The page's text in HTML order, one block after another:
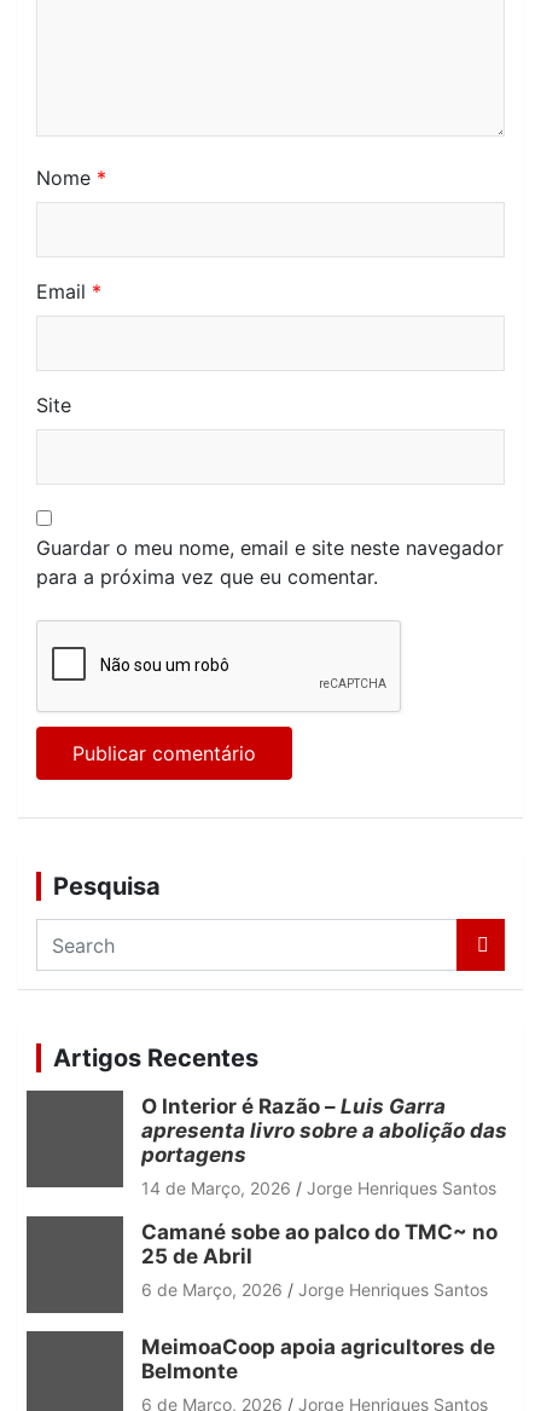
Nome *
Email *
Site
Guardar o meu nome, email e site neste navegador
para a próxima vez que eu comentar.
Pesquisa
a
c
h
Artigos Recentes
O Interior é Razão – Luis Garra
apresenta livro sobre a abolição das
portagens
14 de Março, 2026 Jorge Henriques Santos
Camané sobe ao palco do TMC~ no
25 de Abril
6 de Março, 2026 Jorge Henriques Santos
MeimoaCoop apoia agricultores de
Belmonte
6 de Março, 2026 Jorge Henriques Santos